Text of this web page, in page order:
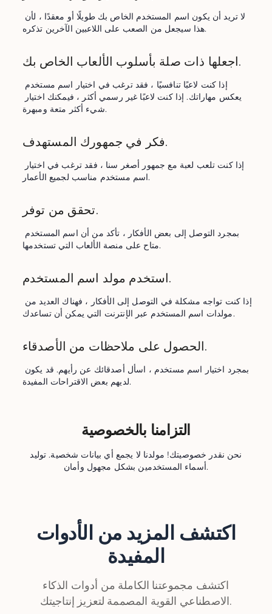
هذا سيجعل من الصعب على اللاعبين الآخرين تذكره.
اجعلها ذات صلة بأسلوب الألعاب الخاص بك.
شيء أكثر متعة ومبهرة.
فكر في جمهورك المستهدف.
اسم مستخدم مناسب لجميع الأعمار.
تحقق من توفر.
متاح على منصة الألعاب التي تستخدمها.
استخدم مولد اسم المستخدم.
مولدات اسم المستخدم عبر الإنترنت التي يمكن أن تساعدك.
الحصول على ملاحظات من الأصدقاء.
لديهم بعض الاقتراحات المفيدة.
التزامنا بالخصوصية
نحن نقدر خصوصيتك! مولدنا لا يجمع أي بيانات شخصية. توليد
أسماء المستخدمين بشكل مجهول وأمان.
اكتشف المزيد من الأدوات
المفيدة
اكتشف مجموعتنا الكاملة من أدوات الذكاء
الاصطناعي القوية المصممة لتعزيز إنتاجيتك.